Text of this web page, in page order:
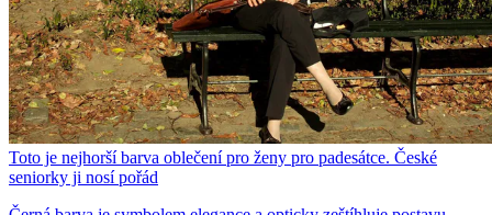
Toto je nejhorší barva oblečení pro ženy pro padesátce. České
seniorky ji nosí pořád